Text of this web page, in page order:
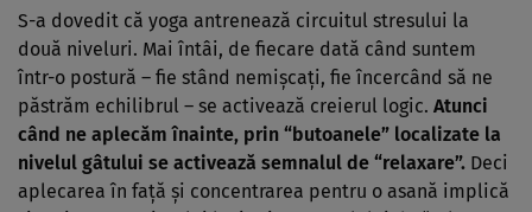
S-a dovedit că yoga antrenează circuitul stresului la
două niveluri. Mai întâi, de fiecare dată când suntem
într-o postură – fie stând nemişcaţi, fie încercând să ne
păstrăm echilibrul – se activează creierul logic. Atunci
când ne aplecăm înainte, prin “butoanele” localizate la
nivelul gâtului se activează semnalul de “relaxare”. Deci
aplecarea în faţă şi concentrarea pentru o asană implică